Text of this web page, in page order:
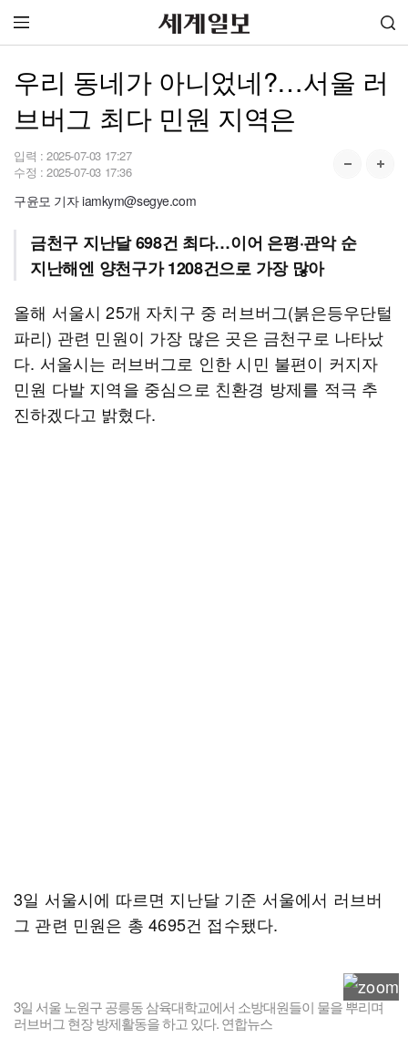
우리 동네가 아니었네?…서울 러
브버그 최다 민원 지역은
입력 : 2025-07-03 17:27
수정 : 2025-07-03 17:36
구윤모 기자 iamkym@segye.com
금천구 지난달 698건 최다…이어 은평·관악 순
지난해엔 양천구가 1208건으로 가장 많아
올해 서울시 25개 자치구 중 러브버그(붉은등우단털
파리) 관련 민원이 가장 많은 곳은 금천구로 나타났
다. 서울시는 러브버그로 인한 시민 불편이 커지자
민원 다발 지역을 중심으로 친환경 방제를 적극 추
진하겠다고 밝혔다.
3일 서울시에 따르면 지난달 기준 서울에서 러브버
그 관련 민원은 총 4695건 접수됐다.
3일 서울 노원구 공릉동 삼육대학교에서 소방대원들이 물을 뿌리며
러브버그 현장 방제활동을 하고 있다. 연합뉴스